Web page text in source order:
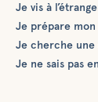
Je vis à
Je prépare
Je cherche une
Je ne sais pas